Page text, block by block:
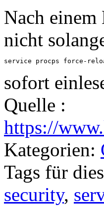
Nach einem
nicht
service procps force-
sofort
Quelle :
https://
Kategorien:
Tags für
security,